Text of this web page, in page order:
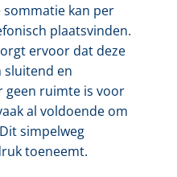
sommatie kan per
plaatsvinden.
ervoor dat deze
en
geen ruimte is voor
al voldoende om
simpelweg
toeneemt.